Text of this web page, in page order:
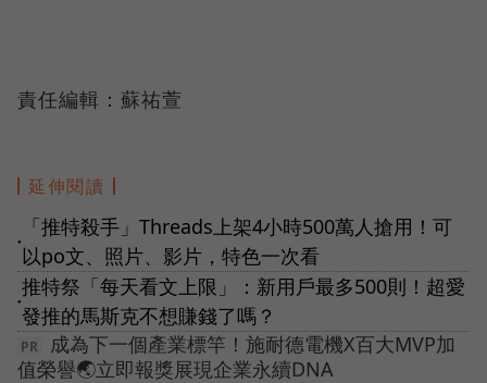
責任編輯：蘇祐萱
延伸閱讀
●
「推特殺手」Threads上架4小時500萬人搶用！可
以po文、照片、影片，特色一次看
●
推特祭「每天看文上限」：新用戶最多500則！超愛
發推的馬斯克不想賺錢了嗎？
成為下一個產業標竿！施耐德電機X百大MVP加
值榮譽🌏立即報獎展現企業永續DNA